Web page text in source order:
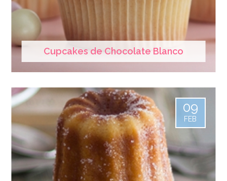
Cupcakes de Chocolate Blanco
09
FEB